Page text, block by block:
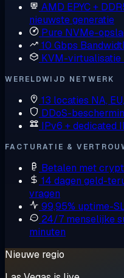
AMD EPYC +
nieuwste generatie
Pure NVMe-
10 Gbps
KVM-virtualisatie
WERELDWIJD NETWERK
13 locaties NA,
DDoS-
IPv6 + dedicated
FACTURATIE &
Betalen met
14 dagen geld-
vragen
99,95% uptime-
24/7 menselijke
minuten
Nieuwe regio